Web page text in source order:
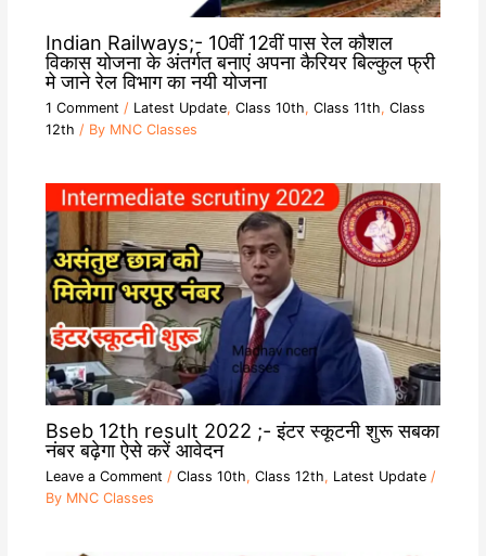
Indian Railways;- 10वीं 12वीं पास रेल कौशल
विकास योजना के अंतर्गत बनाएं अपना कैरियर बिल्कुल फ्री
मे जाने रेल विभाग का नयी योजना
1 Comment / Latest Update, Class 10th, Class 11th, Class
12th / By MNC Classes
Bseb 12th result 2022 ;- इंटर स्कूटनी शुरू सबका
नंबर बढ़ेगा ऐसे करें आवेदन
Leave a Comment / Class 10th, Class 12th, Latest Update/
By MNC Classes